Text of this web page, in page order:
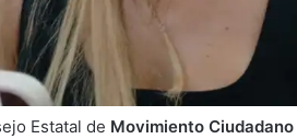
Estatal de Movimiento Ciudadano